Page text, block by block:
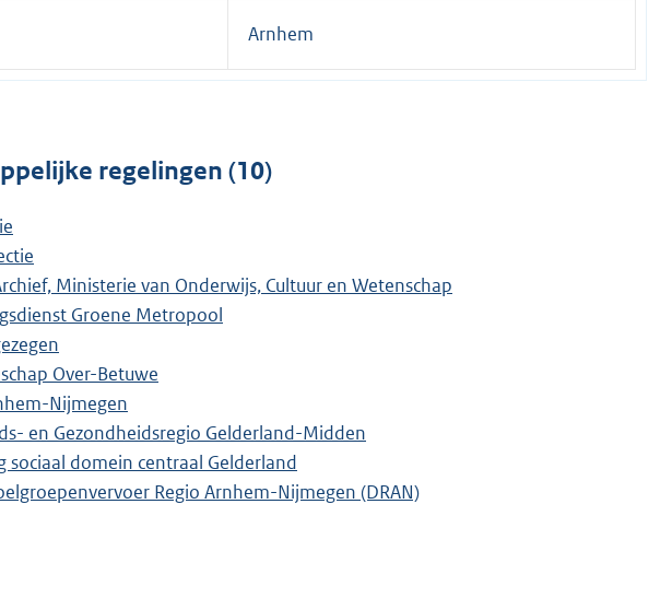
Arnhem
regelingen (10)
Ministerie van Onderwijs, Cultuur en Wetenschap
Groene Metropool
Over-Betuwe
Nijmegen
en Gezondheidsregio Gelderland-Midden
domein centraal Gelderland
Regio Arnhem-Nijmegen (DRAN)